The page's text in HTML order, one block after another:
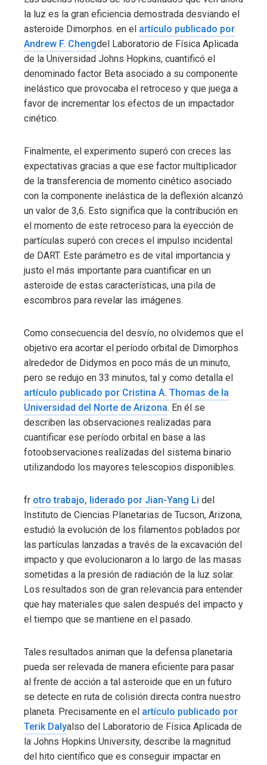
la luz es la gran eficiencia demostrada desviando el
asteroide Dimorphos. en el artículo publicado por
Andrew F. Chengdel Laboratorio de Física Aplicada
de la Universidad Johns Hopkins, cuantificó el
denominado factor Beta asociado a su componente
inelástico que provocaba el retroceso y que juega a
favor de incrementar los efectos de un impactador
cinético.
Finalmente, el experimento superó con creces las
expectativas gracias a que ese factor multiplicador
de la transferencia de momento cinético asociado
con la componente inelástica de la deflexión alcanzó
un valor de 3,6. Esto significa que la contribución en
el momento de este retroceso para la eyección de
partículas superó con creces el impulso incidental
de DART. Este parámetro es de vital importancia y
justo el más importante para cuantificar en un
asteroide de estas características, una pila de
escombros para revelar las imágenes.
Como consecuencia del desvío, no olvidemos que el
objetivo era acortar el período orbital de Dimorphos
alrededor de Didymos en poco más de un minuto,
pero se redujo en 33 minutos, tal y como detalla el
artículo publicado por Cristina A. Thomas de la
Universidad del Norte de Arizona. En él se
describen las observaciones realizadas para
cuantificar ese período orbital en base a las
fotoobservaciones realizadas del sistema binario
utilizandodo los mayores telescopios disponibles.
fr otro trabajo, liderado por Jian-Yang Li del
Instituto de Ciencias Planetarias de Tucson, Arizona,
estudió la evolución de los filamentos poblados por
las partículas lanzadas a través de la excavación del
impacto y que evolucionaron a lo largo de las masas
sometidas a la presión de radiación de la luz solar.
Los resultados son de gran relevancia para entender
que hay materiales que salen después del impacto y
el tiempo que se mantiene en el pasado.
Tales resultados animan que la defensa planetaria
pueda ser relevada de manera eficiente para pasar
al frente de acción a tal asteroide que en un futuro
se detecte en ruta de colisión directa contra nuestro
planeta. Precisamente en el artículo publicado por
Terik Dalyalso del Laboratorio de Física Aplicada de
la Johns Hopkins University, describe la magnitud
del hito científico que es conseguir impactar en